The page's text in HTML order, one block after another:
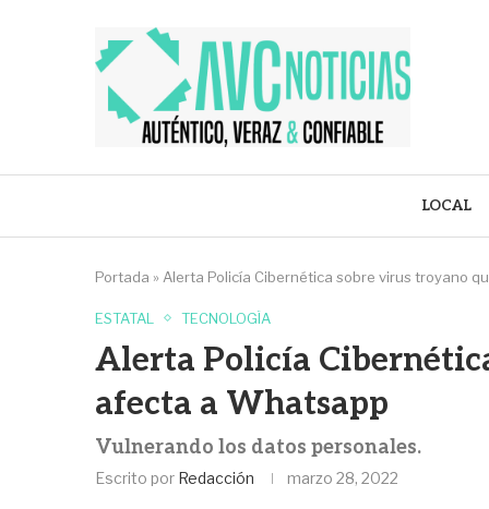
LOCAL
Portada » Alerta Policía Cibernética sobre virus troyano
ESTATAL TECNOLOGÍA
Alerta Policía
afecta a Whatsapp
Vulnerando los datos personales.
Escrito por Redacción marzo 28, 2022